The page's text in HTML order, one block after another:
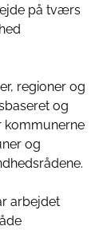
på tværs
regioner og
og
kommunerne
og
arbejdet